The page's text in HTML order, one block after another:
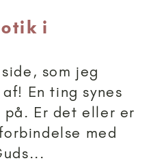
i
som jeg
En ting synes
Er det eller er
med